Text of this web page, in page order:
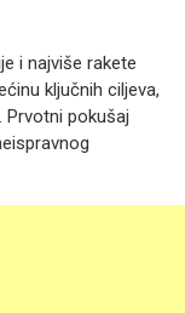
i najviše rakete
ključnih ciljeva,
Prvotni pokušaj